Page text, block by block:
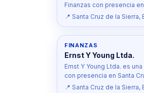
Finanzas con presencia
📍 Santa Cruz de la Sierra,
FINANZAS
Ernst Y Young Ltda.
Ernst Y Young Ltda. es
con presencia en Santa
📍 Santa Cruz de la Sierra,